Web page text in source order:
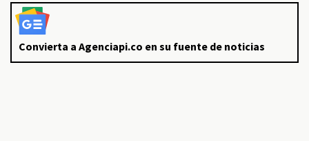
Convierta a Agenciapi.co en su fuente de noticias